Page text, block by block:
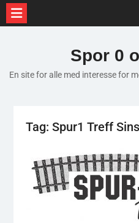
Spor 0
En site for alle med interesse for
Tag: Spur1 Treff